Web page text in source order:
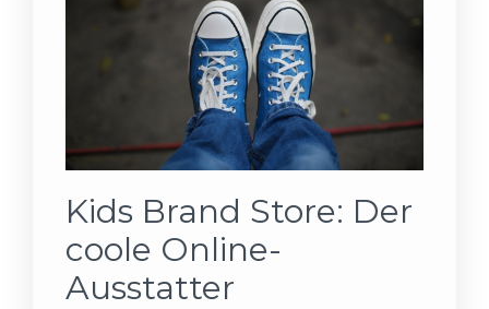
Kids Brand Store: Der
coole Online-
Ausstatter